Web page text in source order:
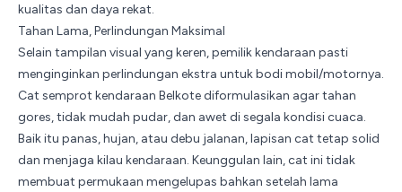
kualitas dan daya rekat.
Tahan Lama, Perlindungan Maksimal
Selain tampilan visual yang keren, pemilik kendaraan pasti
menginginkan perlindungan ekstra untuk bodi mobil/motornya.
Cat semprot kendaraan Belkote diformulasikan agar tahan
gores, tidak mudah pudar, dan awet di segala kondisi cuaca.
Baik itu panas, hujan, atau debu jalanan, lapisan cat tetap solid
dan menjaga kilau kendaraan. Keunggulan lain, cat ini tidak
membuat permukaan mengelupas bahkan setelah lama